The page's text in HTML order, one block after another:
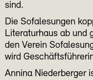
sind.
Die Sofalesungen
Literaturhaus ab und
den Verein
wird
Annina Niederberger